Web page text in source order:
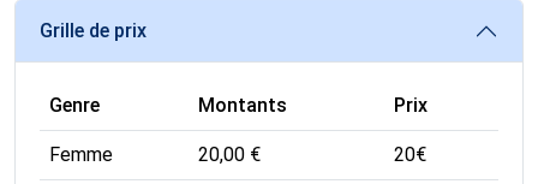
Grille de prix
Genre Montants Prix
Femme 20,00 € 20€